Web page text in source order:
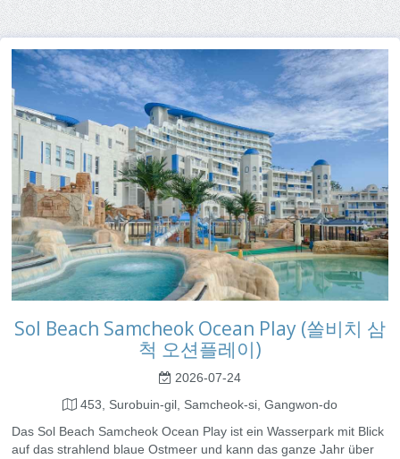
Sol Beach Samcheok Ocean Play (쏠비치 삼
척 오션플레이)
2026-07-24
453, Surobuin-gil, Samcheok-si, Gangwon-do
Das Sol Beach Samcheok Ocean Play ist ein Wasserpark mit Blick
auf das strahlend blaue Ostmeer und kann das ganze Jahr über